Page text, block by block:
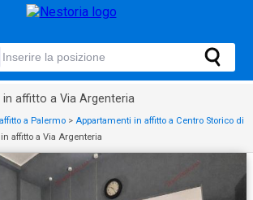
affitto a Via Argenteria
a Palermo > Appartamenti in affitto a Centro Storico di
affitto a Via Argenteria